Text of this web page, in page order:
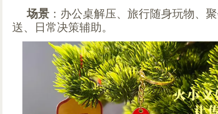
场景 ：办公桌解压、旅行随身玩物、
送、日常决策辅助。